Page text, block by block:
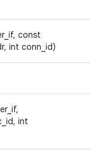
const
int conn_id)
int